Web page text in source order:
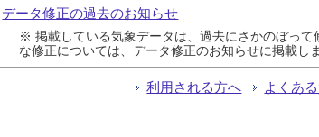
データ修正の過去のお知らせ
※ 掲載している気象データは、過去にさかのぼっ
な修正については、データ修正のお知らせに掲載しま
利用される方へ よくあ